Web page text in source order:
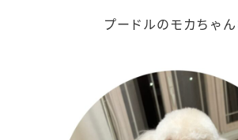
プードルのモカちゃん